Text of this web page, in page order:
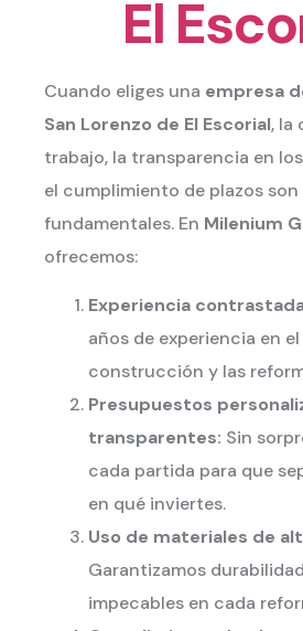
El
Cuando eliges una empresa
San Lorenzo de El Escorial, la
trabajo, la transparencia en
el cumplimiento de plazos
fundamentales. En Milenium
ofrecemos:
Experiencia
años de experiencia en
construcción y las
Presupuestos
transparentes: Sin
cada partida para que
en qué inviertes.
Uso de materiales de
Garantizamos
impecables en cada